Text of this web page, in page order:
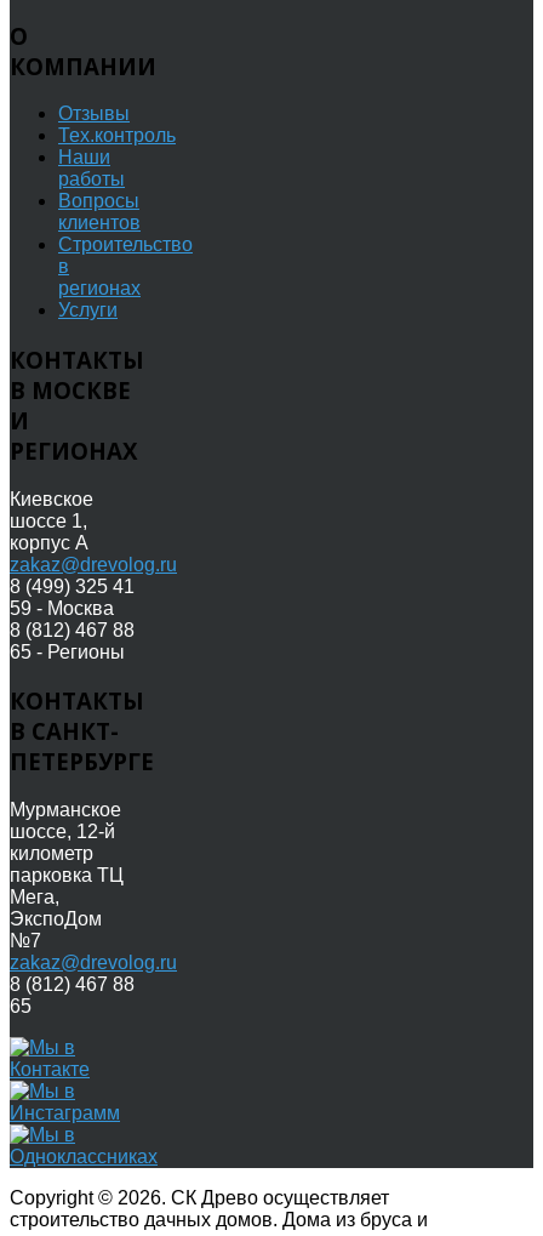
О
КОМПАНИИ
Отзывы
Тех.контроль
Наши
работы
Вопросы
клиентов
Строительство
в
регионах
Услуги
КОНТАКТЫ
В МОСКВЕ
И
РЕГИОНАХ
Киевское
шоссе 1,
корпус А
zakaz@drevolog.ru
8 (499) 325 41
59 - Москва
8 (812) 467 88
65 - Регионы
КОНТАКТЫ
В САНКТ-
ПЕТЕРБУРГЕ
Мурманское
шоссе, 12-й
километр
парковка ТЦ
Мега,
ЭкспоДом
№7
zakaz@drevolog.ru
8 (812) 467 88
65
Copyright © 2026. СК Древо осуществляет
строительство дачных домов. Дома из бруса и